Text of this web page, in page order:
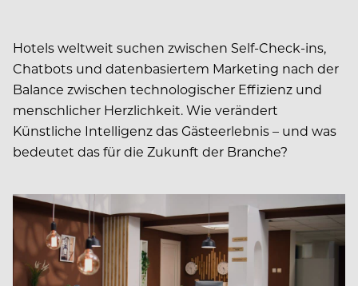
Hotels weltweit suchen zwischen Self-Check-ins,
Chatbots und datenbasiertem Marketing nach der
Balance zwischen technologischer Effizienz und
menschlicher Herzlichkeit. Wie verändert
Künstliche Intelligenz das Gästeerlebnis – und was
bedeutet das für die Zukunft der Branche?